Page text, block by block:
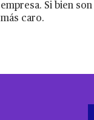
empresa. Si bien
más caro.